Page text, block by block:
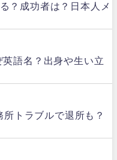
？成功者は？日本人メ
語名？出身や生い立
トラブルで退所も？